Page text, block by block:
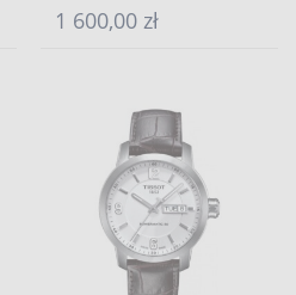
1 600,00 zł